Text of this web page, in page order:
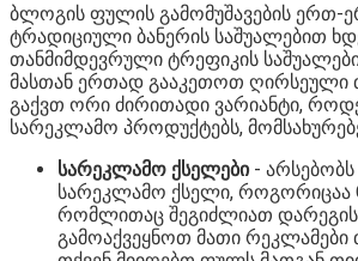
ბლოგის ფულის გამომუშავების ერთ-
ტრადიციული ბანერის საშუალებით
თანმიმდევრული ტრეფიკის
მასთან ერთად გააკეთოთ ღირსეული
გაქვთ ორი ძირითადი ვარიანტი,
სარეკლამო პროდუქტებს,
სარეკლამო ქსელები - არსებობს
სარეკლამო ქსელი, როგორიცაა
რომლითაც შეგიძლიათ
გამოაქვეყნოთ მათი რეკლამები